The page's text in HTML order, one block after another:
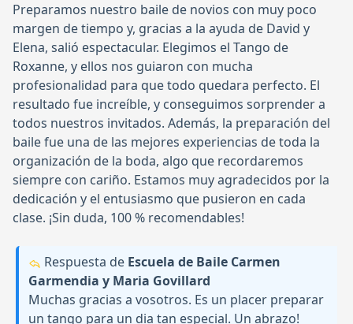
Preparamos nuestro baile de novios con muy poco
margen de tiempo y, gracias a la ayuda de David y
Elena, salió espectacular. Elegimos el Tango de
Roxanne, y ellos nos guiaron con mucha
profesionalidad para que todo quedara perfecto. El
resultado fue increíble, y conseguimos sorprender a
todos nuestros invitados. Además, la preparación del
baile fue una de las mejores experiencias de toda la
organización de la boda, algo que recordaremos
siempre con cariño. Estamos muy agradecidos por la
dedicación y el entusiasmo que pusieron en cada
clase. ¡Sin duda, 100 % recomendables!
Respuesta de Escuela de Baile Carmen
Garmendia y Maria Govillard
Muchas gracias a vosotros. Es un placer preparar
un tango para un dia tan especial. Un abrazo!